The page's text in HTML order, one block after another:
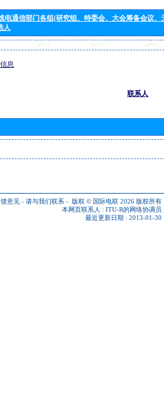
电通信部门各组(研究组、特委会、大会筹备会议
人
息
联系人
馈意见 - 请与我们联系 - 版权 © 国际电联 2026 版权所有
本网页联系人 : ITU-R的网络协调员
最近更新日期 : 2013-01-30